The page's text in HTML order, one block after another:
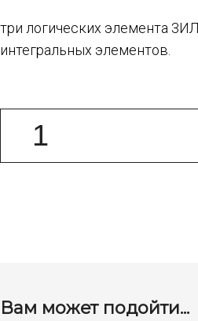
три логических элемента
интегральных элементов.
Вам может подойти...